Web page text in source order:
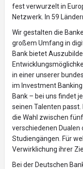
fest verwurzelt in
Netzwerk. In 59
Wir gestalten die
großem Umfang in
Bank bietet
in einer unserer
im Investment
Bank – bei uns findet
seinen Talenten
die Wahl zwischen
verschiedenen
Studiengängen. Für
Verwirklichung ihrer
Bei der Deutschen